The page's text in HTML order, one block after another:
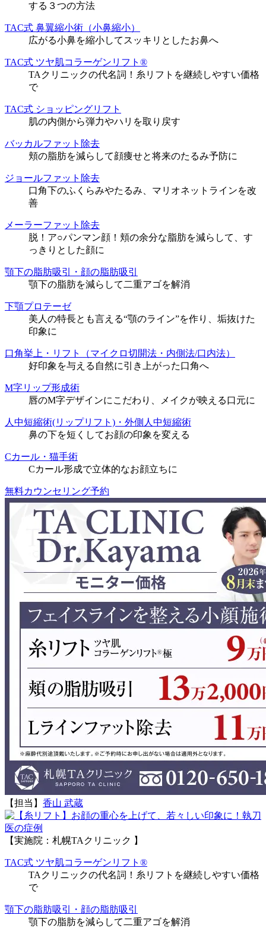
する３つの方法
TAC式 鼻翼縮小術（小鼻縮小）
広がる小鼻を縮小してスッキリとしたお鼻へ
TAC式 ツヤ肌コラーゲンリフト®
TAクリニックの代名詞！糸リフトを継続しやすい価格
で
TAC式 ショッピングリフト
肌の内側から弾力やハリを取り戻す
バッカルファット除去
頬の脂肪を減らして顔痩せと将来のたるみ予防に
ジョールファット除去
口角下のふくらみやたるみ、マリオネットラインを改
善
メーラーファット除去
脱！ア○パンマン顔！頬の余分な脂肪を減らして、す
っきりとした顔に
顎下の脂肪吸引・顔の脂肪吸引
顎下の脂肪を減らして二重アゴを解消
下顎プロテーゼ
美人の特長とも言える“顎のライン”を作り、垢抜けた
印象に
口角挙上・リフト（マイクロ切開法・内側法/口内法）
好印象を与える自然に引き上がった口角へ
M字リップ形成術
唇のM字デザインにこだわり、メイクが映える口元に
人中短縮術(リップリフト)・外側人中短縮術
鼻の下を短くしてお顔の印象を変える
Cカール・猫手術
Cカール形成で立体的なお顔立ちに
無料カウンセリング予約
【担当】 香山 武蔵
執刀
医の症例
【実施院：札幌TAクリニック 】
TAC式 ツヤ肌コラーゲンリフト®
TAクリニックの代名詞！糸リフトを継続しやすい価格
で
顎下の脂肪吸引・顔の脂肪吸引
顎下の脂肪を減らして二重アゴを解消